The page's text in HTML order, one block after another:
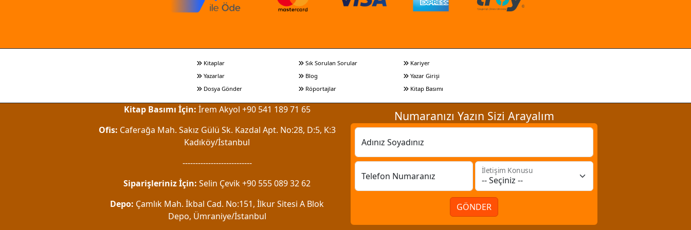
Kitaplar
Yazarlar
Dosya Gönder
Sık Sorulan Sorular
Blog
Röportajlar
Kariyer
Yazar Girişi
Kitap Basımı
Kitap Basımı İçin: İrem Akyol +90 541 189 71 65
Ofis: Caferağa Mah. Sakız Gülü Sk. Kazdal Apt. No:28, D:5, K:3
Kadıköy/İstanbul
---------------------------
Siparişleriniz İçin: Selin Çevik +90 555 089 32 62
Depo: Çamlık Mah. İkbal Cad. No:151, İlkur Sitesi A Blok
Depo, Ümraniye/İstanbul
Numaranızı Yazın Sizi Arayalım
Adınız Soyadınız
Telefon Numaranız
İletişim Konusu
GÖNDER